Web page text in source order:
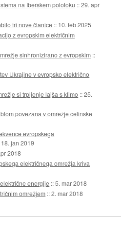
na Iberskem polotoku ::29. apr
tri nove članice :: 10. feb 2025
z evropskim električnim
sinhronizirano z evropskim ::
Ukrajine v evropsko električno
si trpljenje lajša s klimo ::25.
povezana v omrežje celinske
evropskega
18. jan 2019
2018
električnega omrežja kriva
energije ::5. mar 2018
omrežjem ::2. mar 2018